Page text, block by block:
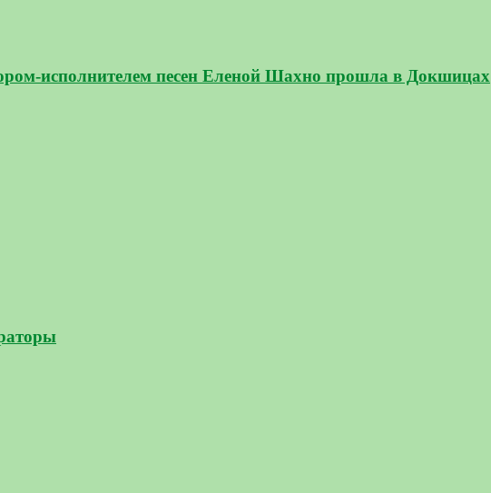
исполнителем песен Еленой Шахно прошла в Докшицах